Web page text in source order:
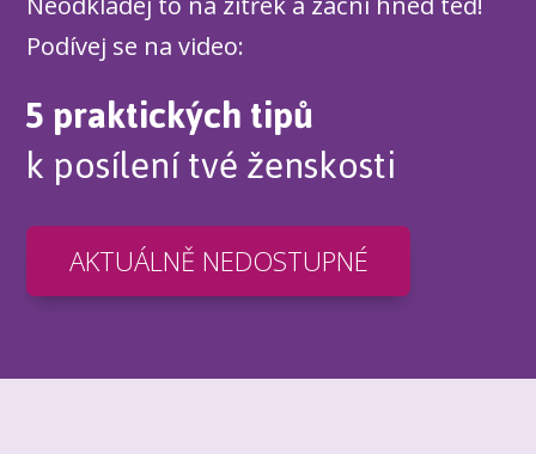
Podívej se na video:
5 praktických tipů
k posílení tvé ženskosti
AKTUÁLNĚ NEDOSTUPNÉ